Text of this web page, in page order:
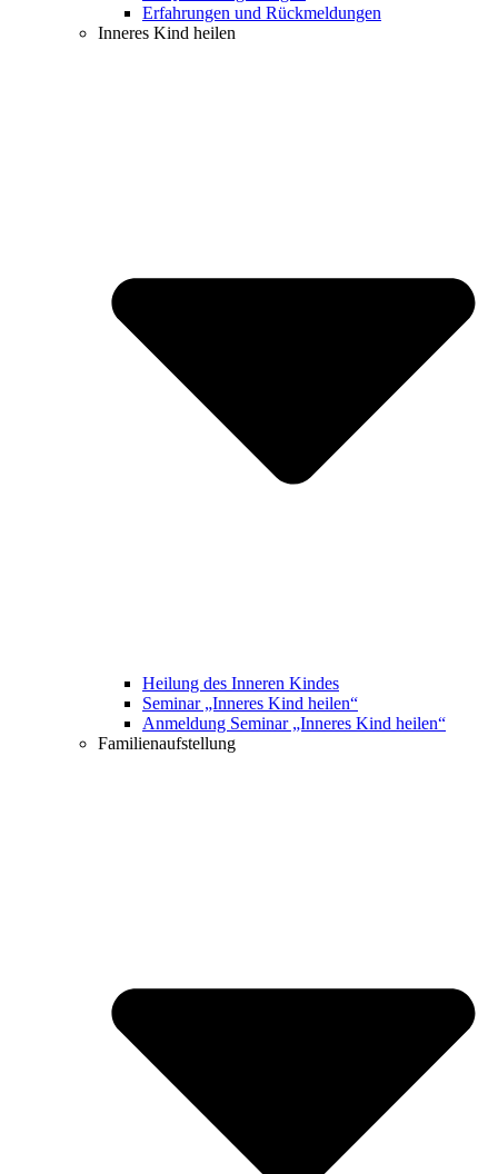
Erfahrungen und Rückmeldungen
Inneres Kind heilen
Heilung des Inneren Kindes
Seminar „Inneres Kind heilen“
Anmeldung Seminar „Inneres Kind heilen“
Familienaufstellung